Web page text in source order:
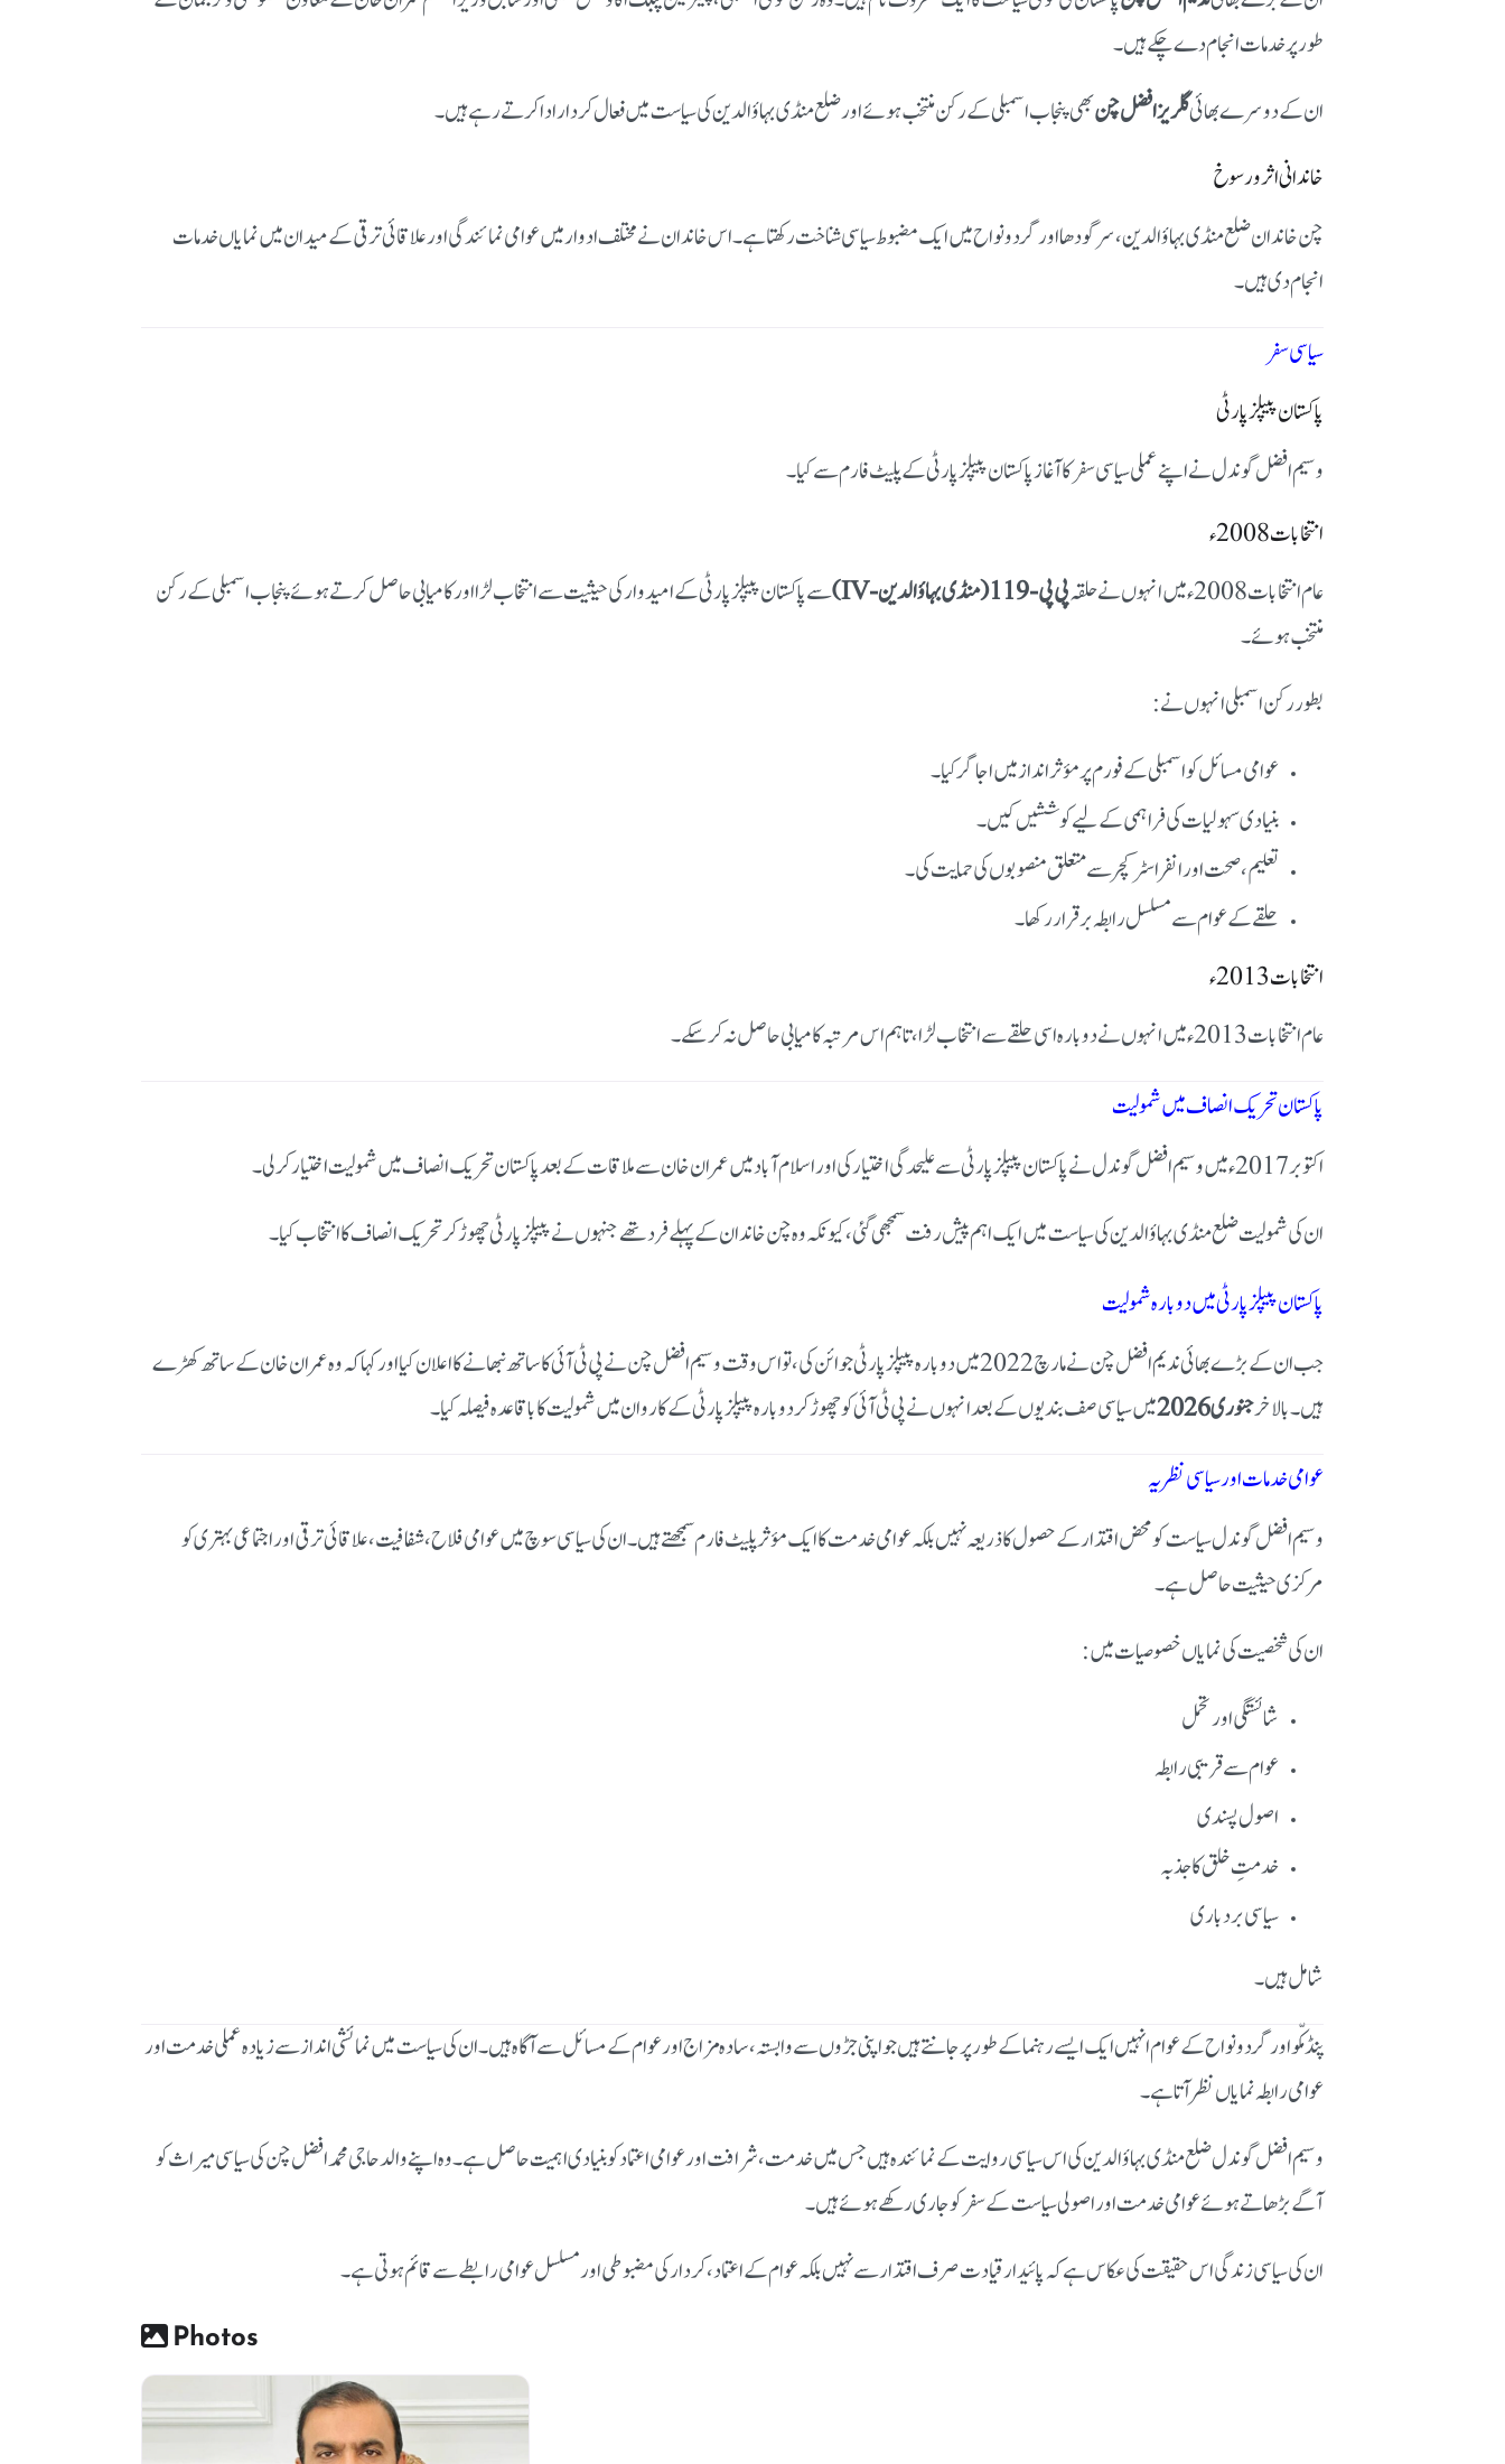
طور پر خدمات انجام دے چکے ہیں۔
ان کے دوسرے بھائیگلریز افضل چنبھی پنجاب اسمبلی کے رکن منتخب ہوئے اور ضلع منڈی بہاؤالدین کی سیاست میں فعال کردار ادا کرتے رہے ہیں۔
خاندانی اثر و رسوخ
چن خاندان ضلع منڈی بہاؤالدین، سرگودھا اور گردونواح میں ایک مضبوط سیاسی شناخت رکھتا ہے۔ اس خاندان نے مختلف ادوار میں عوامی نمائندگی اور علاقائی ترقی کے میدان میں نمایاں خدمات
انجام دی ہیں۔
سیاسی سفر
پاکستان پیپلز پارٹی
وسیم افضل گوندل نے اپنے عملی سیاسی سفر کا آغاز پاکستان پیپلز پارٹی کے پلیٹ فارم سے کیا۔
انتخابات 2008ء
عام انتخابات 2008ء میں انہوں نے حلقہ
پی پی-119 (منڈی بہاؤالدین-IV)
سے پاکستان پیپلز پارٹی کے امیدوار کی حیثیت سے انتخاب لڑا اور کامیابی حاصل کرتے ہوئے پنجاب اسمبلی کے رکن
منتخب ہوئے۔
بطور رکن اسمبلی انہوں نے:
عوامی مسائل کو اسمبلی کے فورم پر مؤثر انداز میں اجاگر کیا۔
بنیادی سہولیات کی فراہمی کے لیے کوششیں کیں۔
تعلیم، صحت اور انفراسٹرکچر سے متعلق منصوبوں کی حمایت کی۔
حلقے کے عوام سے مسلسل رابطہ برقرار رکھا۔
انتخابات 2013ء
عام انتخابات 2013ء میں انہوں نے دوبارہ اسی حلقے سے انتخاب لڑا، تاہم اس مرتبہ کامیابی حاصل نہ کر سکے۔
پاکستان تحریک انصاف میں شمولیت
اکتوبر 2017ء میں وسیم افضل گوندل نے پاکستان پیپلز پارٹی سے علیحدگی اختیار کی اور اسلام آباد میں عمران خان سے ملاقات کے بعد پاکستان تحریک انصاف میں شمولیت اختیار کر لی۔
ان کی شمولیت ضلع منڈی بہاؤالدین کی سیاست میں ایک اہم پیش رفت سمجھی گئی، کیونکہ وہ چن خاندان کے پہلے فرد تھے جنہوں نے پیپلز پارٹی چھوڑ کر تحریک انصاف کا انتخاب کیا۔
پاکستان پیپلز پارٹی میں دوبارہ شمولیت
جب ان کے بڑے بھائی ندیم افضل چن نے مارچ 2022 میں دوبارہ پیپلز پارٹی جوائن کی، تو اس وقت
وسیم افضل چن نے پی ٹی آئی کا ساتھ نبھانے کا اعلان کیااور کہا کہ وہ عمران خان کے ساتھ کھڑے
ہیں۔بالاخرجنوری 2026 میں سیاسی صف بندیوں کے بعد انہوں نے پی ٹی آئی کو چھوڑ کردوبارہ پیپلز پارٹی کے کاروان میں شمولیتکا باقاعدہ فیصلہ کیا۔
عوامی خدمات اور سیاسی نظریہ
وسیم افضل گوندل سیاست کو محض اقتدار کے حصول کا ذریعہ نہیں بلکہ عوامی خدمت کا ایک مؤثر پلیٹ فارم سمجھتے ہیں۔ ان کی سیاسی سوچ میں عوامی فلاح، شفافیت، علاقائی ترقی اور اجتماعی بہتری کو
مرکزی حیثیت حاصل ہے۔
ان کی شخصیت کی نمایاں خصوصیات میں:
شائستگی اور تحمل
عوام سے قریبی رابطہ
اصول پسندی
خدمتِ خلق کا جذبہ
سیاسی بردباری
شامل ہیں۔
پنڈ مکّو اور گردونواح کے عوام انہیں ایک ایسے رہنما کے طور پر جانتے ہیں جو اپنی جڑوں سے وابستہ، سادہ مزاج اور عوام کے مسائل سے آگاہ ہیں۔ ان کی سیاست میں نمائشی انداز سے زیادہ عملی خدمت اور
عوامی رابطہ نمایاں نظر آتا ہے۔
وسیم افضل گوندل ضلع منڈی بہاؤالدین کی اس سیاسی روایت کے نمائندہ ہیں جس میں خدمت، شرافت اور عوامی اعتماد کو بنیادی اہمیت حاصل ہے۔ وہ اپنے والد حاجی محمد افضل چن کی سیاسی میراث کو
آگے بڑھاتے ہوئے عوامی خدمت اور اصولی سیاست کے سفر کو جاری رکھے ہوئے ہیں۔
ان کی سیاسی زندگی اس حقیقت کی عکاس ہے کہ پائیدار قیادت صرف اقتدار سے نہیں بلکہ عوام کے اعتماد، کردار کی مضبوطی اور مسلسل عوامی رابطے سے قائم ہوتی ہے۔
Photos